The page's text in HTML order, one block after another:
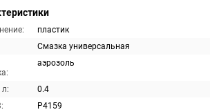
пластик
Смазка универсальная
аэрозоль
0.4
P4159